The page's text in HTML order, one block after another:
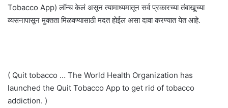
Tobacco App) लॉन्च केलं असून त्यामाध्यमातून सर्व प्रकारच्या तंबाखूच्या
व्यसनापासून मुक्तता मिळवण्यासाठी मदत होईल असा दावा करण्यात येत आहे.
( Quit tobacco … The World Health Organization has
launched the Quit Tobacco App to get rid of tobacco
addiction. )